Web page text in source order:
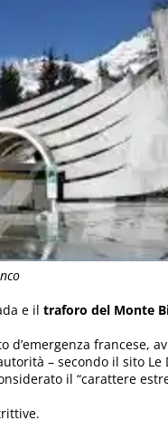
e il traforo del Monte
francese,
– secondo il sito
il “carattere